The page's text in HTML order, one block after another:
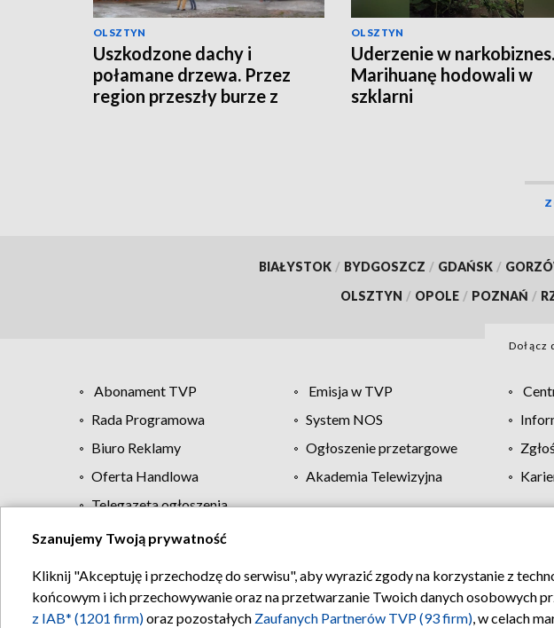
OLSZTYN
Uszkodzone dachy i
połamane drzewa. Przez
region przeszły burze z
OLSZTYN
Uderzenie w narkobiznes.
Marihuanę hodowali w
szklarni
BIAŁYSTOK / BYDGOSZCZ / GDAŃSK /
OLSZTYN / OPOLE / POZNAŃ /
Dołącz
Abonament TVP Emisja w TVP
Rada Programowa
System NOS
Biuro Reklamy
Ogłoszenie przetargowe
Oferta Handlowa
Akademia Telewizyjna
Telegazeta ogłoszenia
Regulamin TVP Polityka prywatności
Szanujemy Twoją prywatność
Kliknij "Akceptuję i przechodzę do serwisu", aby wyrazić zgody na korzystanie z
końcowym i ich przechowywanie oraz na przetwarzanie Twoich danych osobowych
z IAB* (1201 firm)oraz pozostałych Zaufanych Partnerów TVP (93 firm), w celach